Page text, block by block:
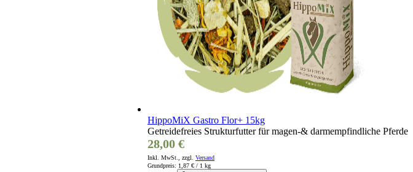
HippoMiX Gastro Flor+ 15kg
Getreidefreies Strukturfutter für magen-& darmempfindliche Pferde
28,00 €
Inkl. MwSt., zzgl. Versand
Grundpreis: 1,87 € / 1 kg